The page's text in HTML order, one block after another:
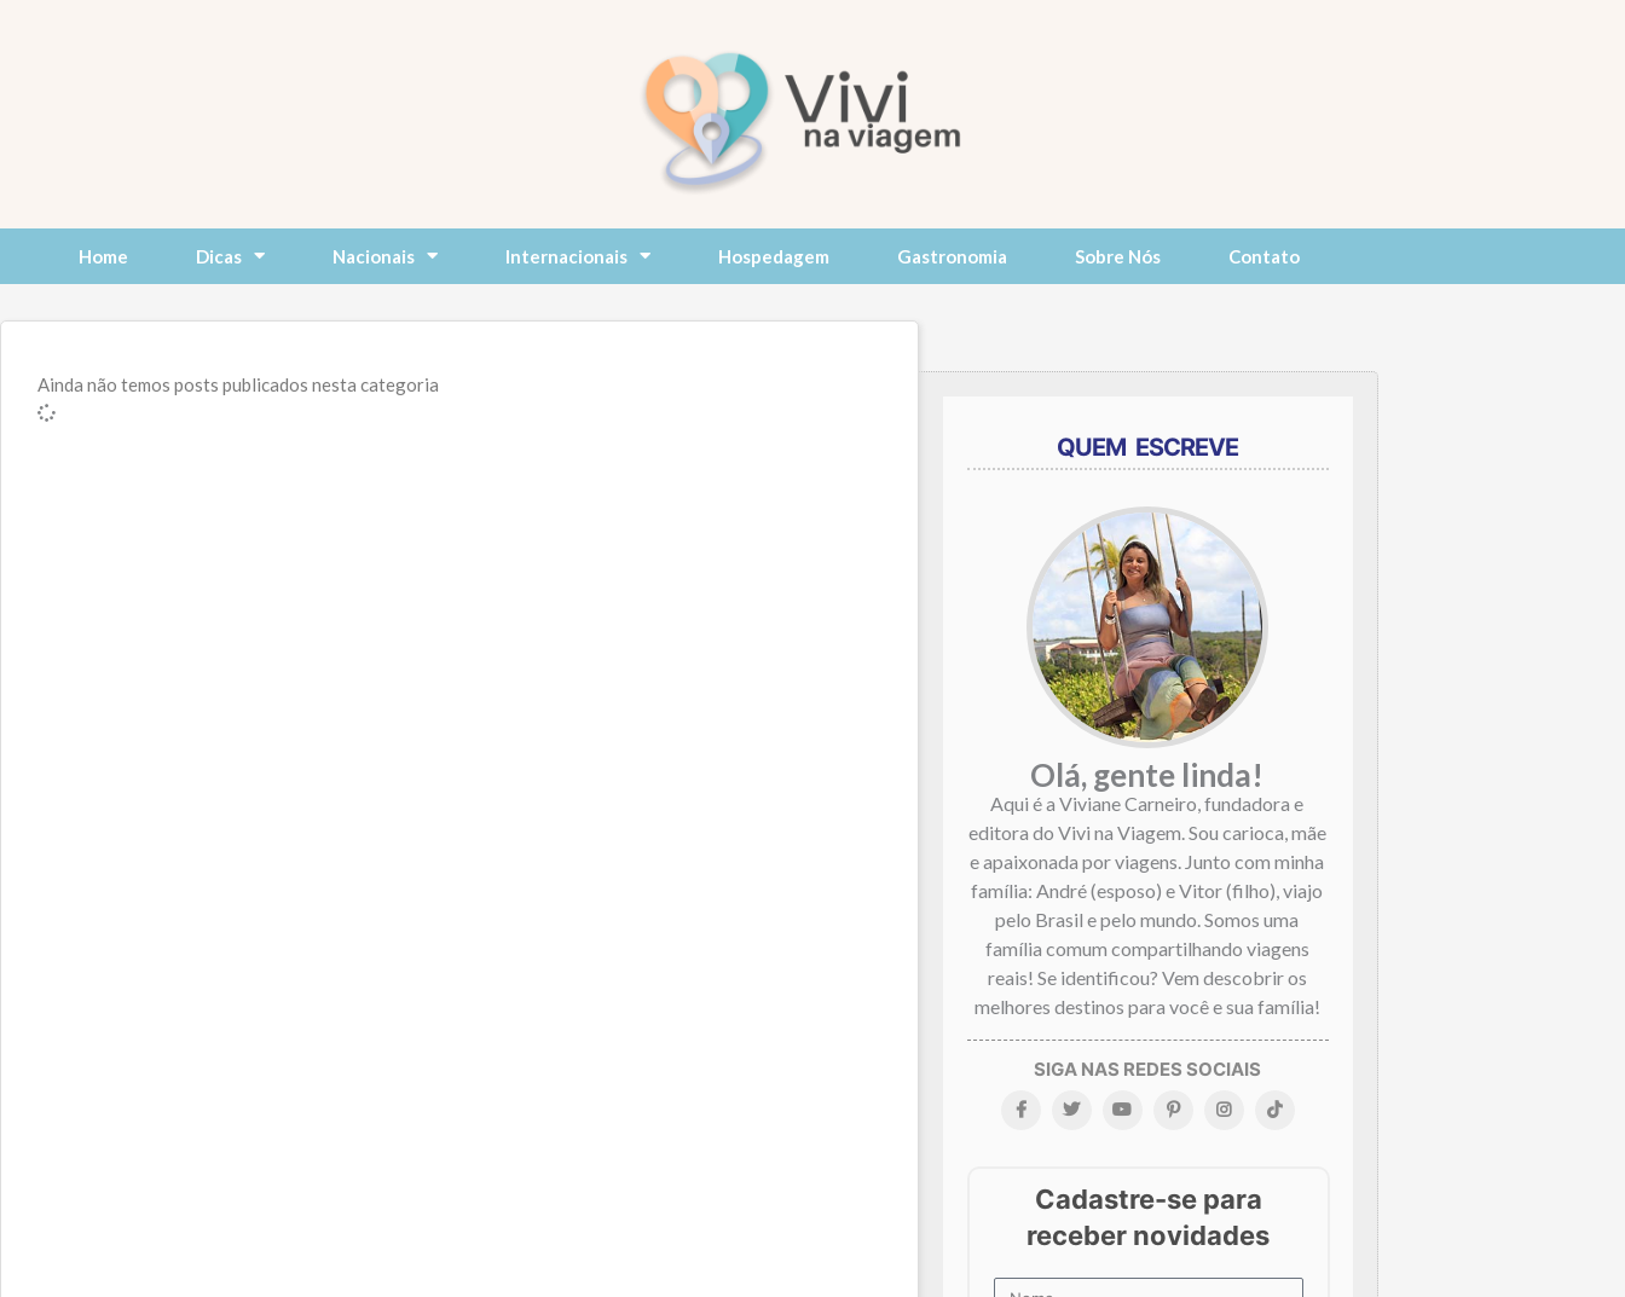
Home Dicas Nacionais Internacionais Hospedagem Gastronomia Sobre Nós Contato
Ainda não temos posts publicados nesta categoria
QUEM ESCREVE
Olá, gente linda!
Aqui é a Viviane Carneiro, fundadora e
editora do Vivi na Viagem. Sou carioca, mãe
e apaixonada por viagens. Junto com minha
família: André (esposo) e Vitor (filho), viajo
pelo Brasil e pelo mundo. Somos uma
família comum compartilhando viagens
reais! Se identificou? Vem descobrir os
melhores destinos para você e sua família!